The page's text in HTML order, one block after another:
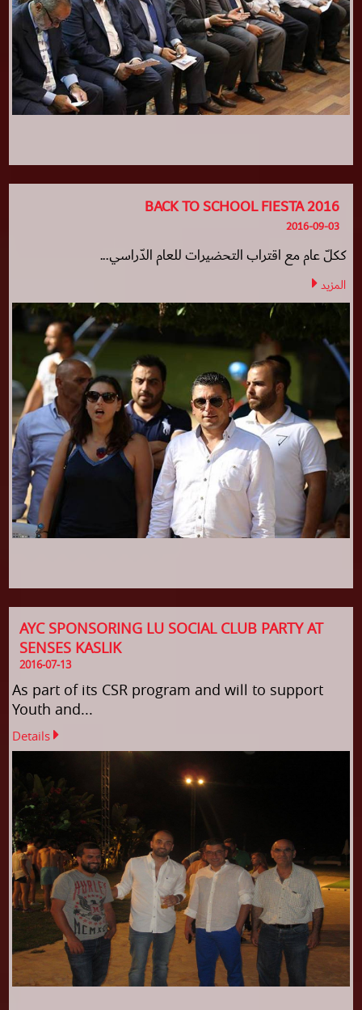
BACK TO SCHOOL FIESTA 2016
2016-09-03
ككلّ عام مع اقتراب التحضيرات للعام الدّراسي...
المزيد
AYC SPONSORING LU SOCIAL CLUB PARTY AT
SENSES KASLIK
2016-07-13
As part of its CSR program and will to support
Youth and...
Details